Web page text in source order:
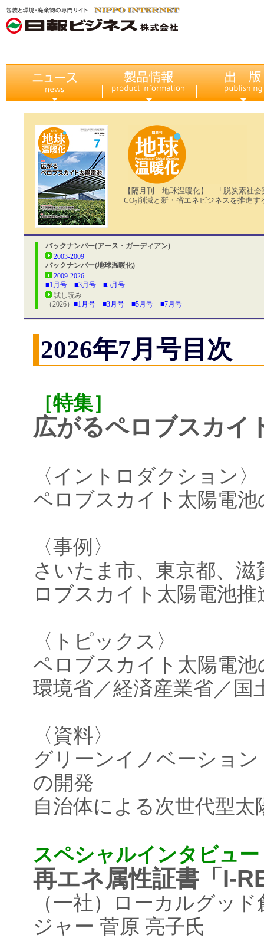
【隔月刊 地球温暖化】 「脱炭素社会
CO2削減と新・省エネビジネスを推進す
バックナンバー(アース・ガーディアン)
2003-2009
バックナンバー(地球温暖化)
2009-2026
■1月号
■3月号
■5月号
試し読み
（2026） ■1月号 ■3月号 ■5月号 ■7月号
2026年7月号目次
［特集］
広がるペロブスカイ
〈イントロダクション〉
ペロブスカイト太陽電池
〈事例〉
さいたま市、東京都、
ロブスカイト太陽電池推
〈トピックス〉
ペロブスカイト太陽電池
環境省／経済産業省／国
〈資料〉
グリーンイノベーショ
の開発
自治体による次世代型太
スペシャルインタビュー
再エネ属性証書「I-
（一社）ローカルグッ
ジャー 菅原 亮子氏